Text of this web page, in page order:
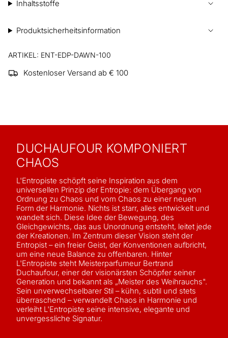
Inhaltsstoffe
Produktsicherheitsinformation
ARTIKEL: ENT-EDP-DAWN-100
Kostenloser Versand ab € 100
DUCHAUFOUR KOMPONIERT
CHAOS
L'Entropiste schöpft seine Inspiration aus dem
universellen Prinzip der Entropie: dem Übergang von
Ordnung zu Chaos und vom Chaos zu einer neuen
Form der Harmonie. Nichts ist starr, alles entwickelt und
wandelt sich. Diese Idee der Bewegung, des
Gleichgewichts, das aus Unordnung entsteht, leitet jede
der Kreationen. Im Zentrum dieser Vision steht der
Entropist – ein freier Geist, der Konventionen aufbricht,
um eine neue Balance zu offenbaren. Hinter
L'Entropiste steht Meisterparfumeur Bertrand
Duchaufour, einer der visionärsten Schöpfer seiner
Generation und bekannt als „Meister des Weihrauchs".
Sein unverwechselbarer Stil – kühn, subtil und stets
überraschend – verwandelt Chaos in Harmonie und
verleiht L'Entropiste seine intensive, elegante und
unvergessliche Signatur.